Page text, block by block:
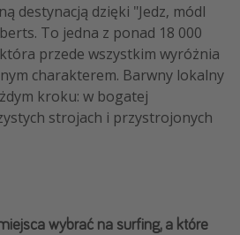
destynacją dzięki "Jedz, módl
To jedna z ponad 18 000
przede wszystkim wyróżnia
charakterem. Barwny lokalny
kroku: w bogatej
strojach i przystrojonych
wybrać na surfing, a które